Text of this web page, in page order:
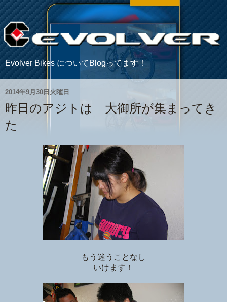
Evolver Bikes についてBlogってます！
2014年9月30日火曜日
昨日のアジトは 大御所が集まってき
た
もう迷うことなし
いけます！